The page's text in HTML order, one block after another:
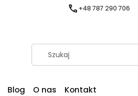
+48 787 290 706
Blog O nas Kontakt